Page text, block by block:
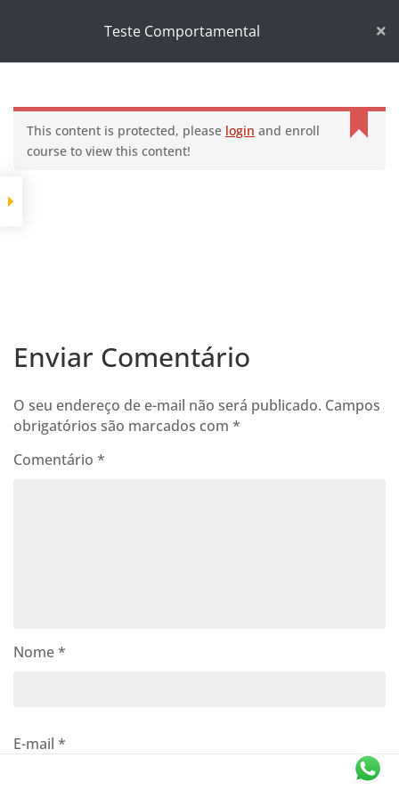
Teste ComportamentalTeste Comportamental
This content is protected, please login and enroll
course to view this content!
Enviar Comentário
O seu endereço de e-mail não será publicado. Campos
obrigatórios são marcados com *
Comentário *
Nome*
E-mail *